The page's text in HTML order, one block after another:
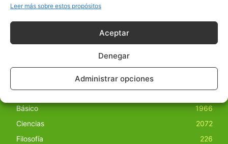
Leer más sobre estos propósitos
Aceptar
Denegar
Administrar opciones
obras derivadas de todos los contenidos disponibles en
Básico
1966
Ciencias
2072
Filosofía
226